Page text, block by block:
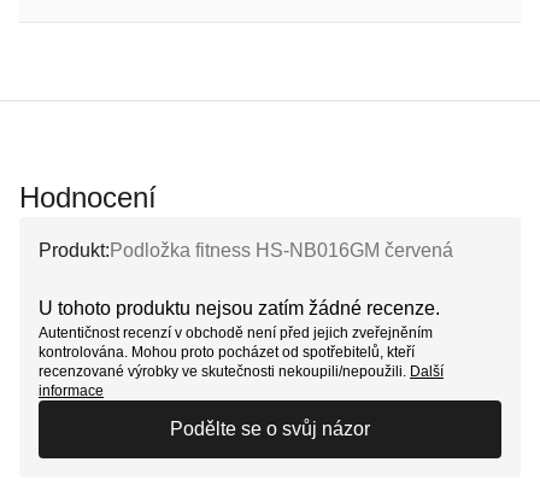
Hodnocení
Produkt: Podložka fitness HS-NB016GM červená
U tohoto produktu nejsou zatím žádné recenze.
Autentičnost recenzí v obchodě není před jejich zveřejněním
kontrolována. Mohou proto pocházet od spotřebitelů, kteří
recenzované výrobky ve skutečnosti nekoupili/nepoužili. Další
informace
Podělte se o svůj názor